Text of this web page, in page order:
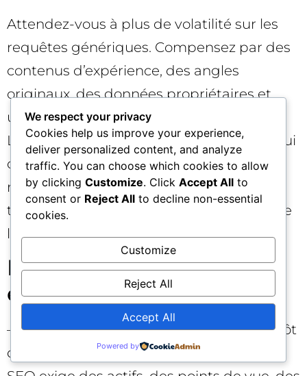
Attendez-vous à plus de volatilité sur les
requêtes génériques. Compensez par des
contenus d’expérience, des angles
originaux, des données propriétaires et
une présence régulière hors de votre site.
Les marques qui gagnent seront celles qui
combinent excellence éditoriale, autorité
relationnelle et propreté technique – un
trépied où le Branding SEO tient le rôle de
liant.
Erreurs fréquentes à
éviter ❌
– Traiter le branding comme un logo plutôt
qu’un système de preuves. Le Branding
We respect your privacy
Cookies help us improve your experience,
deliver personalized content, and analyze
traffic. You can choose which cookies to allow
by clicking Customize. Click Accept All to
consent or Reject All to decline non-essential
cookies.
Customize
Reject All
Accept All
Powered by